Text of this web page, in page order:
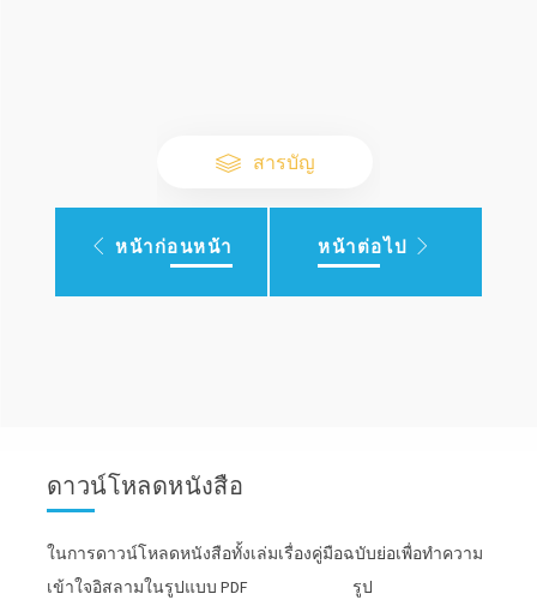
สารบัญ
หน้าก่อนหน้า หน้าต่อไป
ดาวน์โหลดหนังสือ
ในการดาวน์โหลดหนังสือทั้งเล่มเรื่องคู่มือฉบับย่อเพื่อทำความ
เข้าใจอิสลามในรูปแบบ PDF รูป